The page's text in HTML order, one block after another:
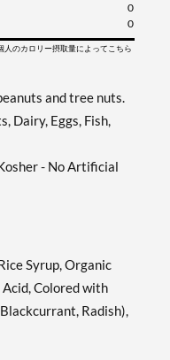
0
0
のカロリー摂取量によってこちら
and tree nuts.
Dairy, Eggs, Fish,
- No Artificial
Syrup, Organic
Colored with
Radish),